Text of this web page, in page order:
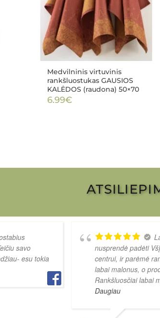
Medvilninis virtuvinis
rankšluostukas GAUSIOS
KALĖDOS (raudona) 50×70
6.99€
savo
esu tokia
nusprendė padėti
centrui, ir parėmė
labai malonus, o
Rankšluosčiai labai
Daugiau